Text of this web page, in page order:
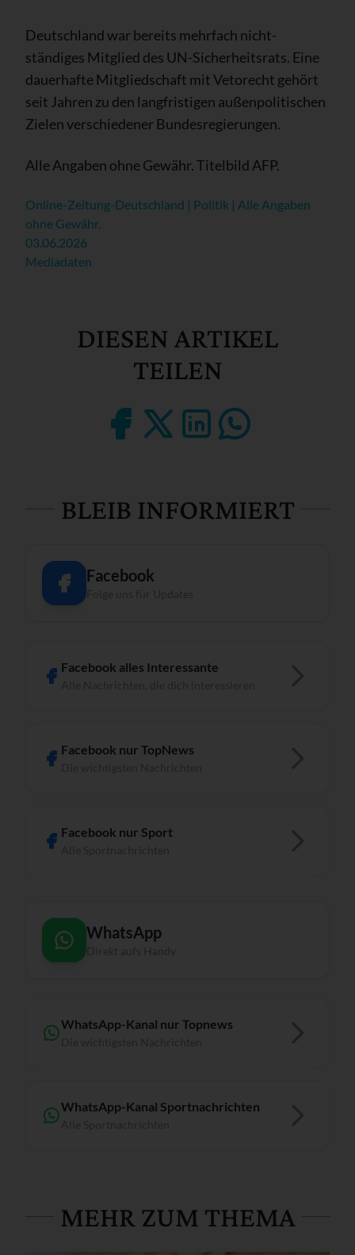
Deutschland war bereits mehrfach nicht-
ständiges Mitglied des UN-Sicherheitsrats. Eine
dauerhafte Mitgliedschaft mit Vetorecht gehört
seit Jahren zu den langfristigen außenpolitischen
Zielen verschiedener Bundesregierungen.
Alle Angaben ohne Gewähr. Titelbild AFP.
Online-Zeitung-Deutschland | Politik | Alle Angaben
ohne Gewähr.
03.06.2026
Mediadaten
DIESEN ARTIKEL
TEILEN
BLEIB INFORMIERT
Facebook
Facebook alles Interessante
Facebook nur TopNews
Facebook nur Sport
WhatsApp
WhatsApp-Kanal nur Topnews
WhatsApp-Kanal Sportnachrichten
MEHR ZUM THEMA